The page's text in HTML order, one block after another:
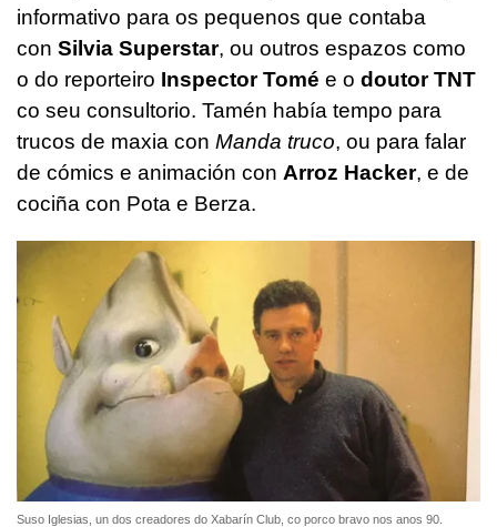
informativo para os pequenos que contaba
con Silvia Superstar, ou outros espazos como
o do reporteiro Inspector Tomé e o doutor TNT
co seu consultorio. Tamén había tempo para
trucos de maxia con Manda truco, ou para falar
de cómics e animación con Arroz Hacker, e de
cociña con Pota e Berza.
Suso Iglesias, un dos creadores do Xabarín Club, co porco bravo nos anos 90.